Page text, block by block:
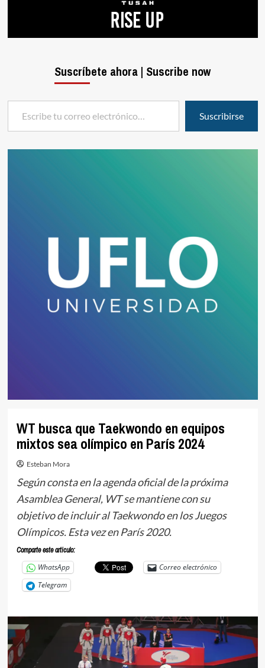
WT busca que Taekwondo en equipos
mixtos sea olímpico en París 2024
Esteban Mora
Según consta en la agenda oficial de la próxima
Asamblea General, WT se mantiene con su
objetivo de incluir al Taekwondo en los Juegos
Olímpicos. Esta vez en París 2020.
Comparte este articulo:
WhatsApp
Correo electrónico
Telegram
Suscríbete ahora | Suscribe now
Escribe tu correo electrónico…
Suscribirse